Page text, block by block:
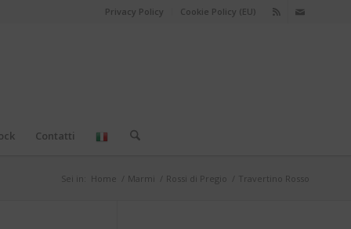
Privacy Policy Cookie Policy (EU)
Contatti
Sei in: Home / Marmi / Rossi di Pregio / Travertino Rosso